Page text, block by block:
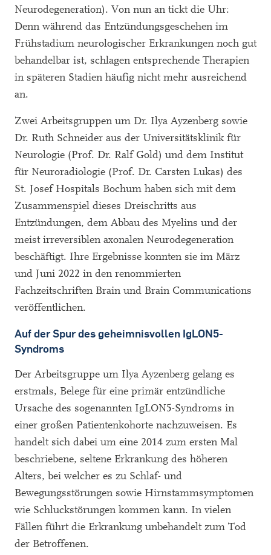
Neurodegeneration). Von nun an tickt die Uhr:
Denn während das Entzündungsgeschehen im
Frühstadium neurologischer Erkrankungen noch gut
behandelbar ist, schlagen entsprechende Therapien
in späteren Stadien häufig nicht mehr ausreichend
an.
Zwei Arbeitsgruppen um Dr. Ilya Ayzenberg sowie
Dr. Ruth Schneider aus der Universitätsklinik für
Neurologie (Prof. Dr. Ralf Gold) und dem Institut
für Neuroradiologie (Prof. Dr. Carsten Lukas) des
St. Josef Hospitals Bochum haben sich mit dem
Zusammenspiel dieses Dreischritts aus
Entzündungen, dem Abbau des Myelins und der
meist irreversiblen axonalen Neurodegeneration
beschäftigt. Ihre Ergebnisse konnten sie im März
und Juni 2022 in den renommierten
Fachzeitschriften Brain und Brain Communications
veröffentlichen.
Auf der Spur des geheimnisvollen IgLON5-
Syndroms
Der Arbeitsgruppe um Ilya Ayzenberg gelang es
erstmals, Belege für eine primär entzündliche
Ursache des sogenannten IgLON5-Syndroms in
einer großen Patientenkohorte nachzuweisen. Es
handelt sich dabei um eine 2014 zum ersten Mal
beschriebene, seltene Erkrankung des höheren
Alters, bei welcher es zu Schlaf- und
Bewegungsstörungen sowie Hirnstammsymptomen
wie Schluckstörungen kommen kann. In vielen
Fällen führt die Erkrankung unbehandelt zum Tod
der Betroffenen.